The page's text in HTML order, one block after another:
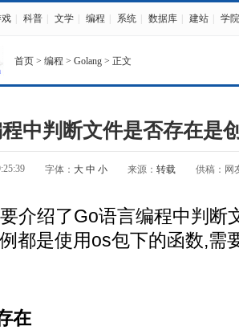
科普 文学 编程 系统 数据库 建站 学院
首页 > 编程 > Golang > 正文
中判断文件是否存在是
字体： 大 中 小 来源： 转载 供稿：网
介绍了Go语言编程中判断
都是使用os包下的函数,需
在